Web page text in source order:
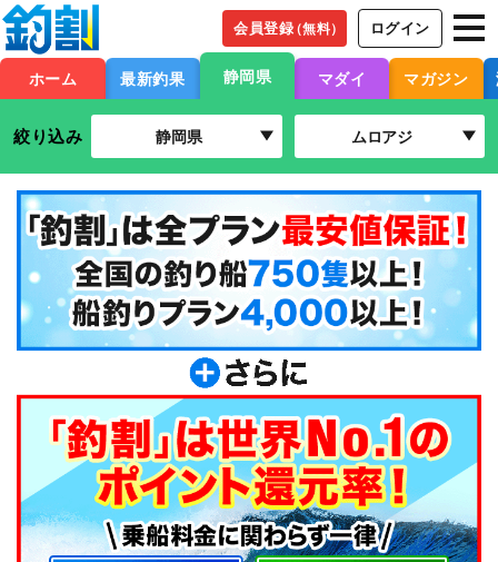
会員登録（無料） ログイン
ホーム 最新釣果 静岡県 マダイ マガジン
絞り込み 静岡県 ムロアジ